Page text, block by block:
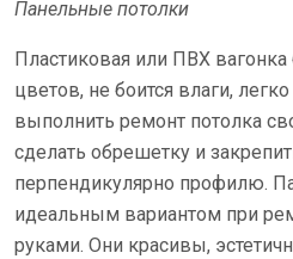
Панельные потолки
Пластиковая или ПВХ
цветов, не боится влаги,
выполнить ремонт потолка
сделать обрешетку и
перпендикулярно профилю.
идеальным вариантом при
руками. Они красивы,